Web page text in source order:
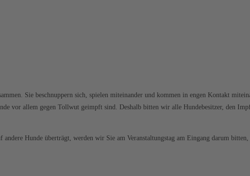
Sie beschnuppern sich, spielen miteinander und kommen in engen Kontakt
vor allem gegen Tollwut geimpft sind. Deshalb bitten wir alle Hundebesitzer, den
Hunde überträgt, werden wir Sie am Veranstaltungstag am Eingang darum